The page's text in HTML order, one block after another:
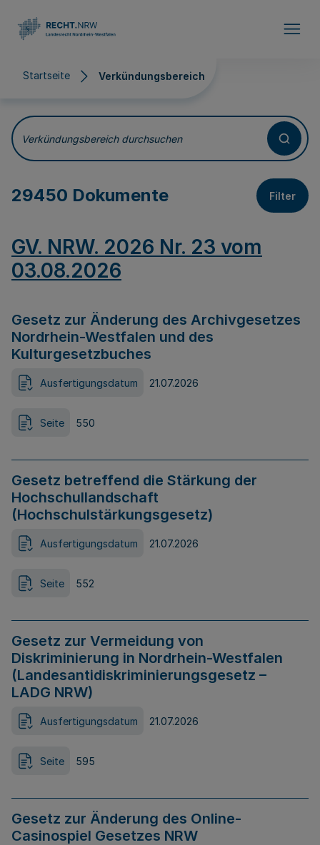
Startseite Verkündungsbereich
Verkündungsbereich
Verkündungsbereich durchsuchen
29450 Dokumente Filter
GV. NRW. 2026 Nr. 23 vom
03.08.2026
Gesetz zur Änderung des Archivgesetzes
Nordrhein-Westfalen und des
Kulturgesetzbuches
Ausfertigungsdatum 21.07.2026
Seite 550
Gesetz betreffend die Stärkung der
Hochschullandschaft
(Hochschulstärkungsgesetz)
Ausfertigungsdatum 21.07.2026
Seite 552
Gesetz zur Vermeidung von
Diskriminierung in Nordrhein-Westfalen
(Landesantidiskriminierungsgesetz –
LADG NRW)
Ausfertigungsdatum 21.07.2026
Seite 595
Gesetz zur Änderung des Online-
Casinospiel Gesetzes NRW